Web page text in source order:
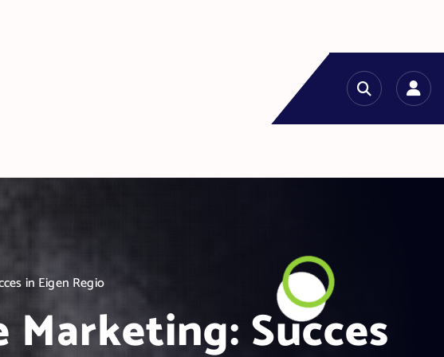
in Eigen Regio
Succes